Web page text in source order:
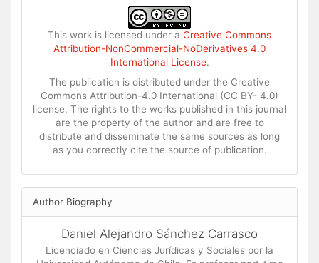
This work is licensed under a Creative Commons
Attribution-NonCommercial-NoDerivatives 4.0
International License.
The publication is distributed under the Creative
Commons Attribution-4.0 International (CC BY- 4.0)
license. The rights to the works published in this journal
are the property of the author and are free to
distribute and disseminate the same sources as long
as you correctly cite the source of publication.
Author Biography
Daniel Alejandro Sánchez Carrasco
Licenciado en Ciencias Jurídicas y Sociales por la